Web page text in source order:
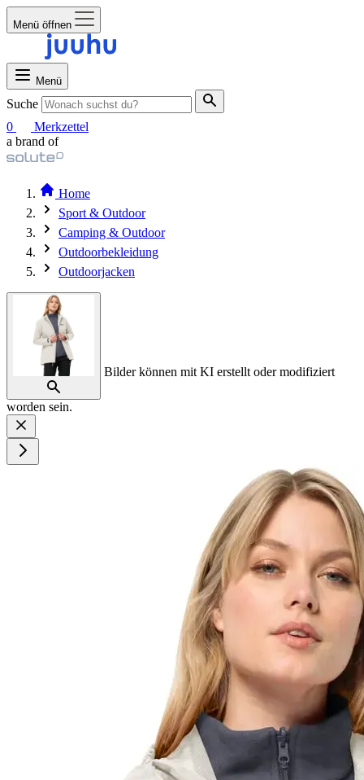
Menü öffnen
Menü
Suche
0
Merkzettel
a brand of
Home
Sport & Outdoor
Camping & Outdoor
Outdoorbekleidung
Outdoorjacken
Bilder können mit KI erstellt oder modifiziert
worden sein.